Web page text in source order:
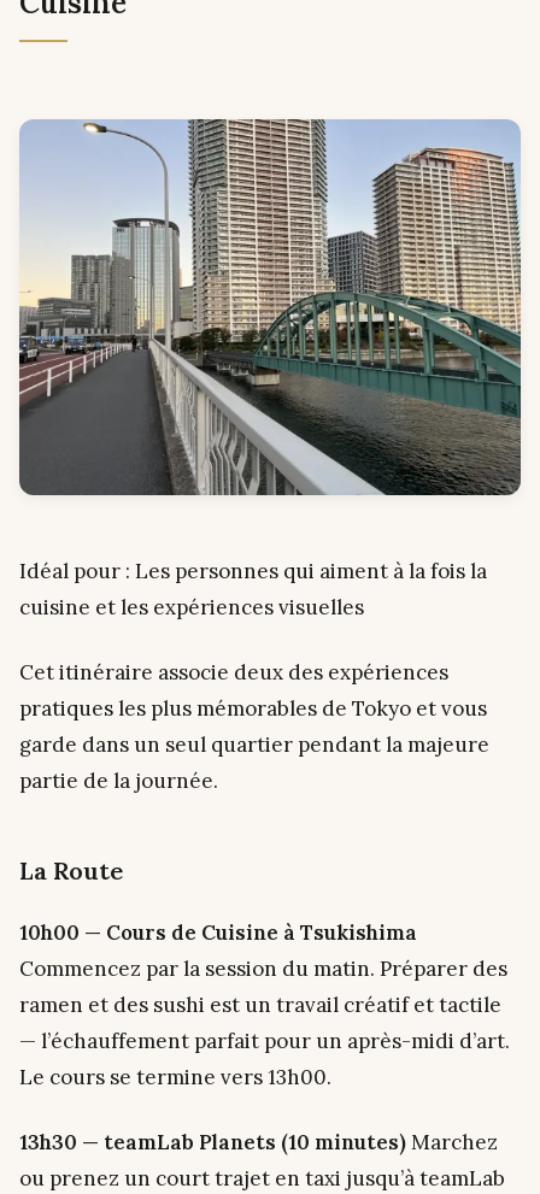
Idéal pour : Les personnes qui aiment à la fois la
cuisine et les expériences visuelles
Cet itinéraire associe deux des expériences
pratiques les plus mémorables de Tokyo et vous
garde dans un seul quartier pendant la majeure
partie de la journée.
La Route
10h00 — Cours de Cuisine à Tsukishima
Commencez par la session du matin. Préparer des
ramen et des sushi est un travail créatif et tactile
— l’échauffement parfait pour un après-midi d’art.
Le cours se termine vers 13h00.
13h30 — teamLab Planets (10 minutes)Marchez
ou prenez un court trajet en taxi jusqu’à teamLab